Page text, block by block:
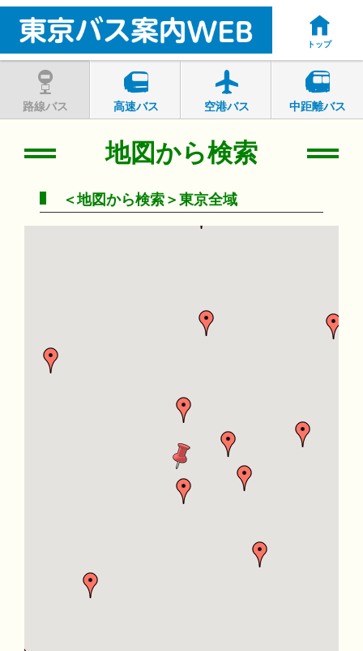
トップ
路線バス 高速バス 空港バス 中距離バス
地図から検索
＜地図から検索＞東京全域